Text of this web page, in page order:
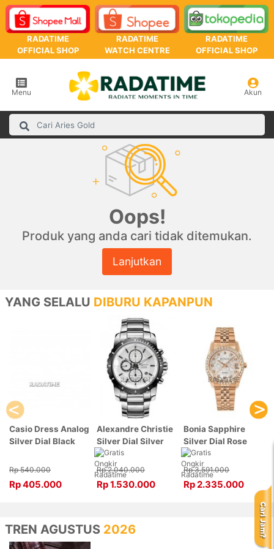
RADATIME
OFFICIAL SHOP
RADATIME
WATCH CENTRE
RADATIME
OFFICIAL SHOP
Menu Akun
Oops!
Produk yang anda cari tidak ditemukan.
Lanjutkan
YANG SELALU DIBURU KAPANPUN
Casio Dress Analog
Silver Dial Black
Silver LTP-V007L-
Rp 540.000
Rp 405.000
Alexandre Christie
Silver Dial Silver
Stainless Steel,
Case Silver
6141MCBTBSL
Rp 2.040.000
Rp 1.530.000
Bonia Sapphire
Silver Dial Rose
Gold Stainless
Steel, Case Rose
Gold BNB10550-
3516S
Rp 3.591.000
Rp 2.335.000
TREN AGUSTUS 2026